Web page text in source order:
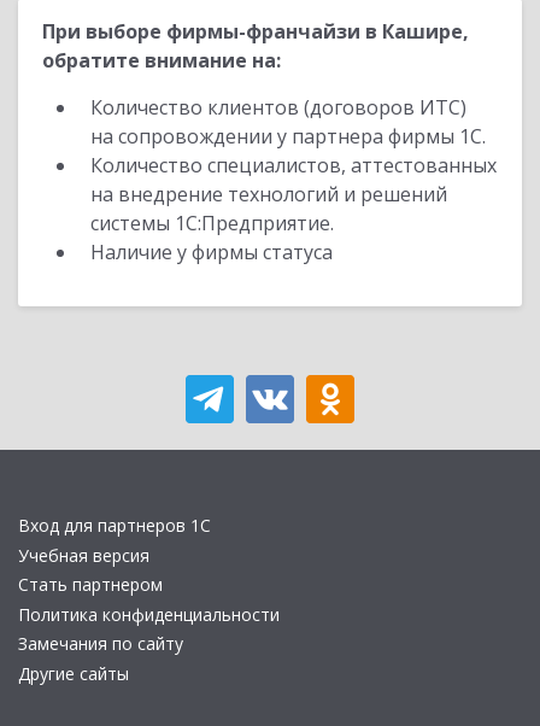
При выборе фирмы-франчайзи в Кашире,
обратите внимание на:
Количество клиентов (договоров ИТС)
на сопровождении у партнера фирмы 1С.
Количество специалистов, аттестованных
на внедрение технологий и решений
системы 1С:Предприятие.
Наличие у фирмы статуса
Вход для партнеров 1С
Учебная версия
Стать партнером
Политика конфиденциальности
Замечания по сайту
Другие сайты